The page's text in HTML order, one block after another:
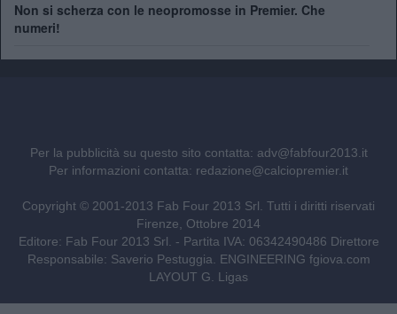
Non si scherza con le neopromosse in Premier. Che
numeri!
Per la pubblicità su questo sito contatta: adv@fabfour2013.it
Per informazioni contatta: redazione@calciopremier.it
Copyright © 2001-2013 Fab Four 2013 Srl. Tutti i diritti riservati
Firenze, Ottobre 2014
Editore: Fab Four 2013 Srl. - Partita IVA: 06342490486 Direttore
Responsabile: Saverio Pestuggia. ENGINEERING fgiova.com
LAYOUT G. Ligas